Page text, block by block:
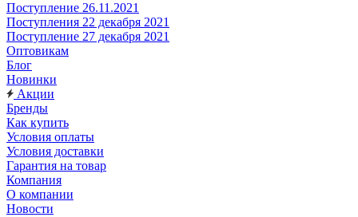
Поступление 26.11.2021
Поступления 22 декабря 2021
Поступление 27 декабря 2021
Оптовикам
Блог
Новинки
Акции
Бренды
Как купить
Условия оплаты
Условия доставки
Гарантия на товар
Компания
О компании
Новости